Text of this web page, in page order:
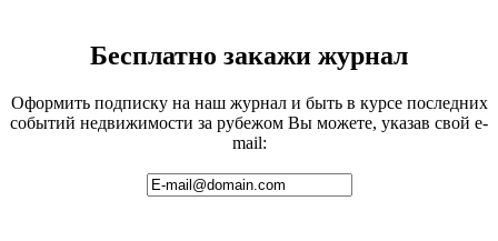
Бесплатно закажи журнал
Оформить подписку на наш журнал и быть в курсе последних
событий недвижимости за рубежом Вы можете, указав свой e-
mail: